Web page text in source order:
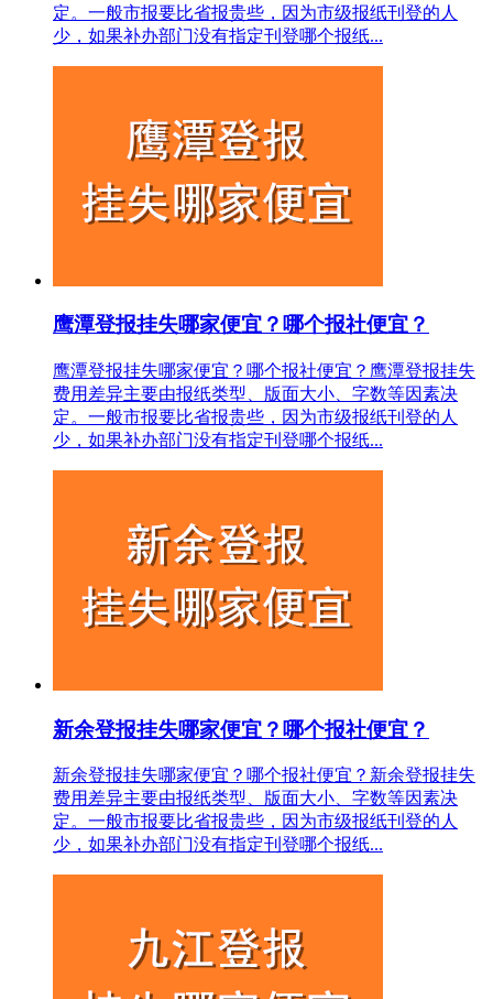
定。一般市报要比省报贵些，因为市级报纸刊登的人
少，如果补办部门没有指定刊登哪个报纸...
鹰潭登报挂失哪家便宜？哪个报社便宜？
鹰潭登报挂失哪家便宜？哪个报社便宜？鹰潭登报挂失
费用差异主要由报纸类型、版面大小、字数等因素决
定。一般市报要比省报贵些，因为市级报纸刊登的人
少，如果补办部门没有指定刊登哪个报纸...
新余登报挂失哪家便宜？哪个报社便宜？
新余登报挂失哪家便宜？哪个报社便宜？新余登报挂失
费用差异主要由报纸类型、版面大小、字数等因素决
定。一般市报要比省报贵些，因为市级报纸刊登的人
少，如果补办部门没有指定刊登哪个报纸...